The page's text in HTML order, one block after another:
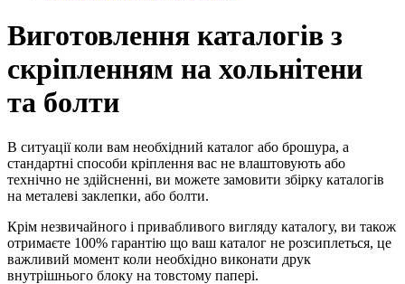
Виготовлення каталогів з
скріпленням на хольнітени
та болти
В ситуації коли вам необхідний каталог або брошура, а
стандартні способи кріплення вас не влаштовують або
технічно не здійсненні, ви можете замовити збірку каталогів
на металеві заклепки, або болти.
Крім незвичайного і привабливого вигляду каталогу, ви також
отримаєте 100% гарантію що ваш каталог не розсиплеться, це
важливий момент коли необхідно виконати друк
внутрішнього блоку на товстому папері.